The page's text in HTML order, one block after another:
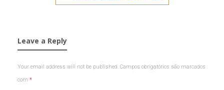
Leave a Reply
Your email address will not be published. Campos obrigatórios são marcados
com *